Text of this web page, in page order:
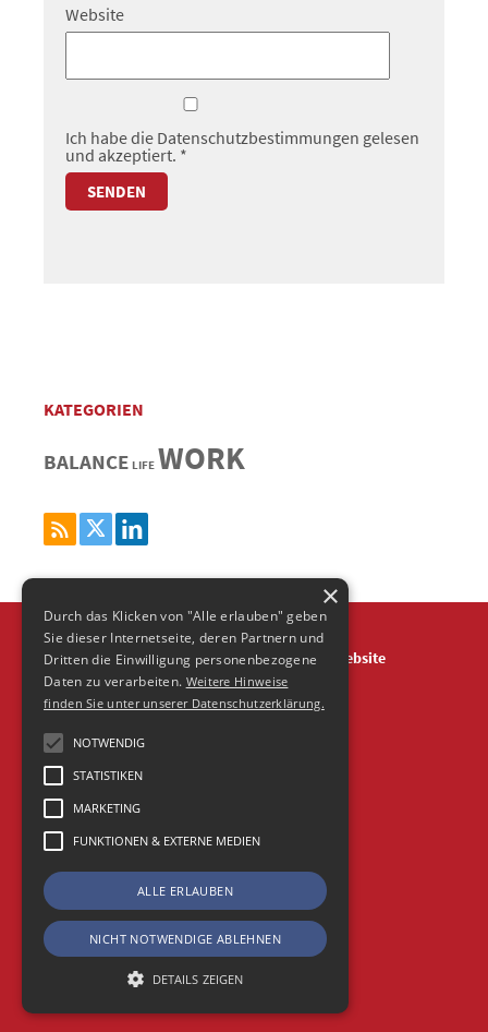
Website
Ich habe die Datenschutzbestimmungen gelesen
und akzeptiert. *
KATEGORIEN
BALANCE LIFE WORK
Über Impressum Datenschutz Agentur Website
Frische Fische Agentur-Blog is powered by Wordpress
×
Durch das Klicken von "Alle erlauben" geben
Sie dieser Internetseite, deren Partnern und
Dritten die Einwilligung personenbezogene
Daten zu verarbeiten. Weitere Hinweise
finden Sie unter unserer Datenschutzerklärung.
NOTWENDIG
STATISTIKEN
MARKETING
FUNKTIONEN & EXTERNE MEDIEN
ALLE ERLAUBEN
NICHT NOTWENDIGE ABLEHNEN
DETAILS ZEIGEN